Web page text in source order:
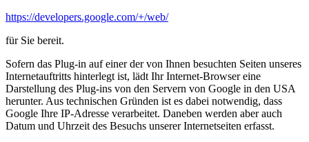
https://developers.google.com/+/web/
für Sie bereit.
Sofern das Plug-in auf einer der von Ihnen besuchten Seiten unseres
Internetauftritts hinterlegt ist, lädt Ihr Internet-Browser eine
Darstellung des Plug-ins von den Servern von Google in den USA
herunter. Aus technischen Gründen ist es dabei notwendig, dass
Google Ihre IP-Adresse verarbeitet. Daneben werden aber auch
Datum und Uhrzeit des Besuchs unserer Internetseiten erfasst.